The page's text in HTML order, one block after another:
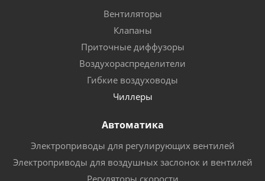
Вентиляторы
Клапаны
Приточные диффузоры
Воздухораспределители
Гибкие воздуховоды
Чиллеры
Автоматика
Электроприводы для регулирующих вентилей
Электроприводы для воздушных заслонок и вентилей
Регуляторы скорости